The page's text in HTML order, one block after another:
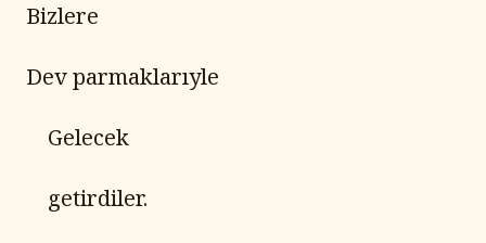
Bizlere
Dev parmaklarıyle
	Gelecek
	getirdiler.